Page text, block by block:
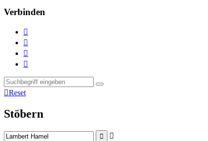
Verbinden




Reset
Stöbern

